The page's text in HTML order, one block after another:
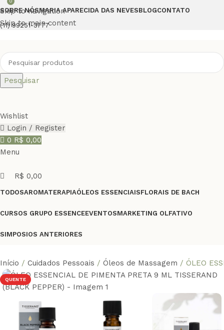
Skip to navigation
Skip to main content
SOBRE NÓSMARIA APARECIDA DAS NEVESBLOGCONTATO
(11) 99251-3777
Pesquisar
Wishlist
Login / Register
0 R$ 0,00
Menu
0
R$ 0,00
TODOSAROMATERAPIAÓLEOS ESSENCIAISFLORAIS DE BACH
CURSOS GRUPO ESSENCEEVENTOSMARKETING OLFATIVO
SIMPOSIOS ANTERIORES
Início Cuidados Pessoais Óleos de Massagem ÓLEO
QUENTE